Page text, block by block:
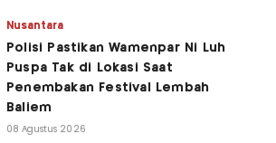
Nusantara
Polisi Pastikan Wamenpar Ni Luh
Puspa Tak di Lokasi Saat
Penembakan Festival Lembah
Baliem
08 Agustus 2026